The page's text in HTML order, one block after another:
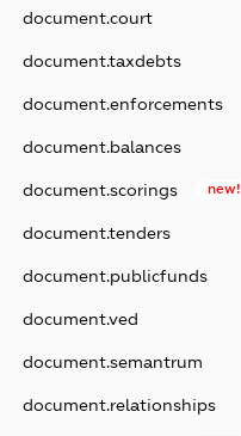
document.court
document.taxdebts
document.enforcements
document.balances
document.scorings new!
document.tenders
document.publicfunds
document.ved
document.semantrum
document.relationships